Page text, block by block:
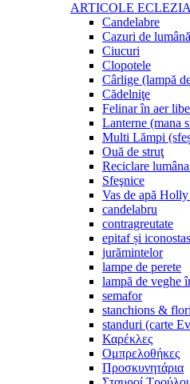
ARTICOLE
Candelabre
Cazuri de
Ciucuri
Clopotele
Cârlige (lampă
Cădelniţe
Felinar în aer
Lanterne (mana
Multi Lămpi
Ouă de struţ
Reciclare
Sfeşnice
Vas de apă
candelabru
contragreutate
epitaf și iconostas
jurămintelor
lampe de perete
lampă de veghe
semafor
stanchions &
standuri (carte
Καρέκλες
Ομπρελοθήκες
Προσκυνητάρια